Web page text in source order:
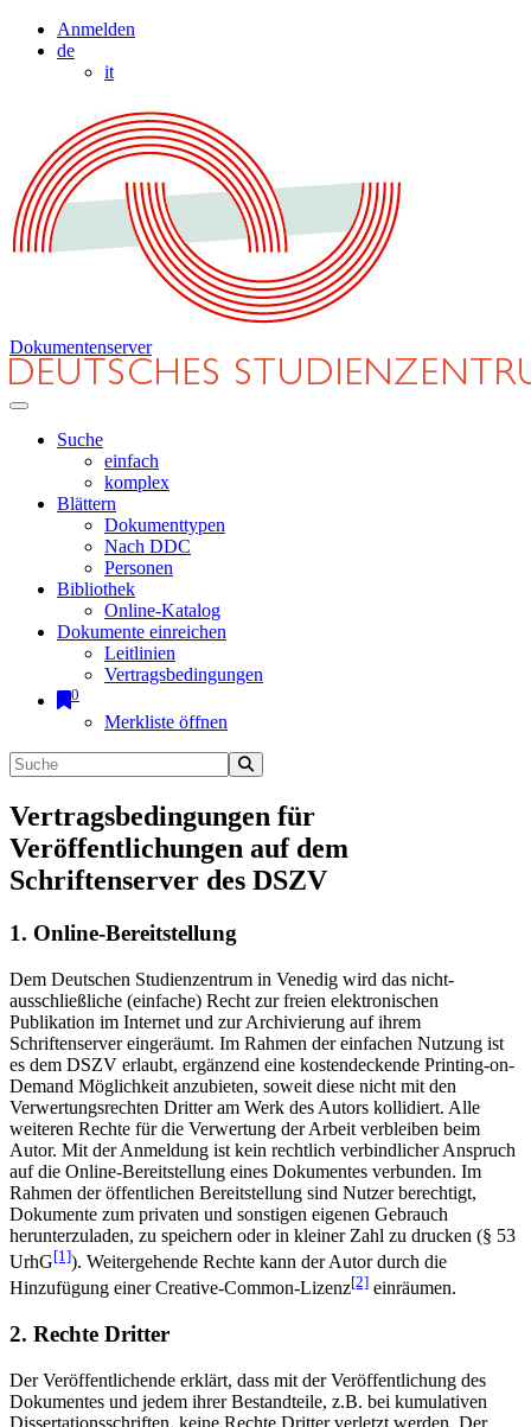
Anmelden
de
it
Dokumentenserver
Suche
einfach
komplex
Blättern
Dokumenttypen
Nach DDC
Personen
Bibliothek
Online-Katalog
Dokumente einreichen
Leitlinien
Vertragsbedingungen
0
Merkliste öffnen
Vertragsbedingungen für
Veröffentlichungen auf dem
Schriftenserver des DSZV
1. Online-Bereitstellung
Dem Deutschen Studienzentrum in Venedig wird das nicht-
ausschließliche (einfache) Recht zur freien elektronischen
Publikation im Internet und zur Archivierung auf ihrem
Schriftenserver eingeräumt. Im Rahmen der einfachen Nutzung ist
es dem DSZV erlaubt, ergänzend eine kostendeckende Printing-on-
Demand Möglichkeit anzubieten, soweit diese nicht mit den
Verwertungsrechten Dritter am Werk des Autors kollidiert. Alle
weiteren Rechte für die Verwertung der Arbeit verbleiben beim
Autor. Mit der Anmeldung ist kein rechtlich verbindlicher Anspruch
auf die Online-Bereitstellung eines Dokumentes verbunden. Im
Rahmen der öffentlichen Bereitstellung sind Nutzer berechtigt,
Dokumente zum privaten und sonstigen eigenen Gebrauch
herunterzuladen, zu speichern oder in kleiner Zahl zu drucken (§ 53
UrhG[1]). Weitergehende Rechte kann der Autor durch die
Hinzufügung einer Creative-Common-Lizenz[2] einräumen.
2. Rechte Dritter
Der Veröffentlichende erklärt, dass mit der Veröffentlichung des
Dokumentes und jedem ihrer Bestandteile, z.B. bei kumulativen
Dissertationsschriften, keine Rechte Dritter verletzt werden. Der